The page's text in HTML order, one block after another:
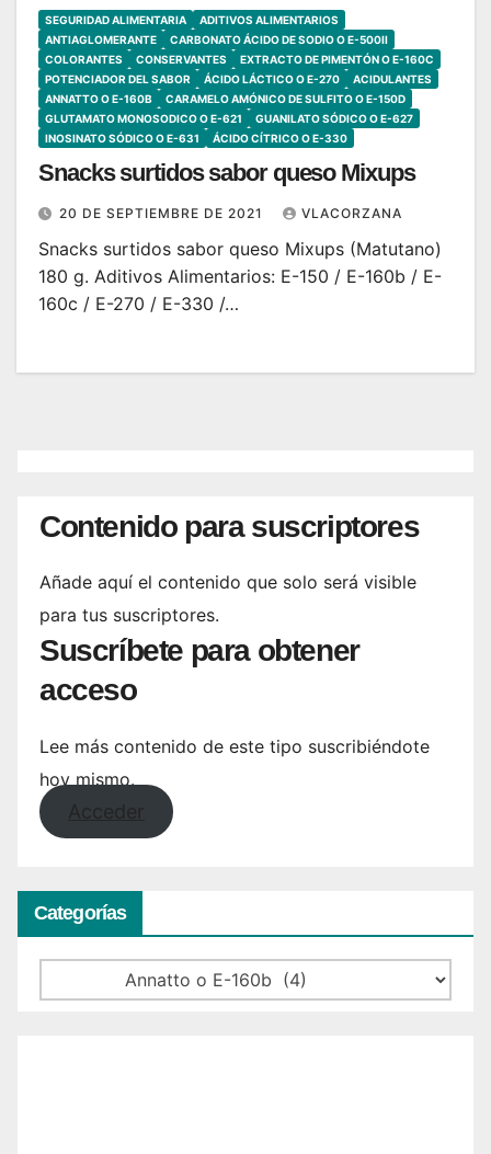
SEGURIDAD ALIMENTARIA
ADITIVOS ALIMENTARIOS
ANTIAGLOMERANTE
CARBONATO ÁCIDO DE SODIO O E-500II
COLORANTES
CONSERVANTES
EXTRACTO DE PIMENTÓN O E-160C
POTENCIADOR DEL SABOR
ÁCIDO LÁCTICO O E-270
ACIDULANTES
ANNATTO O E-160B
CARAMELO AMÓNICO DE SULFITO O E-150D
GLUTAMATO MONOSODICO O E-621
GUANILATO SÓDICO O E-627
INOSINATO SÓDICO O E-631
ÁCIDO CÍTRICO O E-330
Snacks surtidos sabor queso Mixups
20 DE SEPTIEMBRE DE 2021 VLACORZANA
Snacks surtidos sabor queso Mixups (Matutano)
180 g. Aditivos Alimentarios: E-150 / E-160b / E-
160c / E-270 / E-330 /…
Contenido para suscriptores
Añade aquí el contenido que solo será visible
para tus suscriptores.
Suscríbete para obtener
acceso
Lee más contenido de este tipo suscribiéndote
hoy mismo.
Acceder
Categorías
Categorías